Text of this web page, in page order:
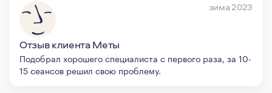
зима 2023
Отзыв клиента Меты
Подобрал хорошего специалиста с первого раза, за 10-
15 сеансов решил свою проблему.